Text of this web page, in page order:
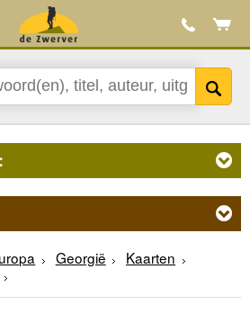
Georgië
Kaarten